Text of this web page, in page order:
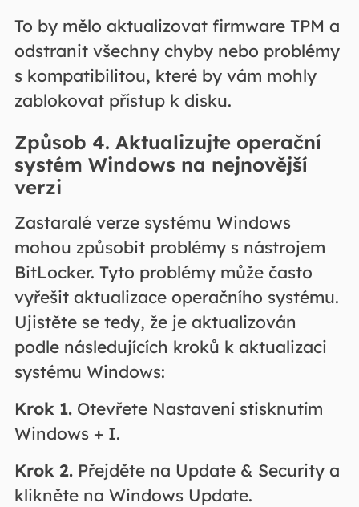
To by mělo aktualizovat firmware TPM a
odstranit všechny chyby nebo problémy
s kompatibilitou, které by vám mohly
zablokovat přístup k disku.
Způsob 4. Aktualizujte operační
systém Windows na nejnovější
verzi
Zastaralé verze systému Windows
mohou způsobit problémy s nástrojem
BitLocker. Tyto problémy může často
vyřešit aktualizace operačního systému.
Ujistěte se tedy, že je aktualizován
podle následujících kroků k aktualizaci
systému Windows:
Krok 1.Otevřete Nastavení stisknutím
Windows + I.
Krok 2.Přejděte na Update & Security a
klikněte na Windows Update.